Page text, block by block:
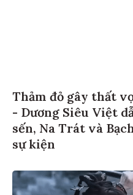
Thảm đỏ gây thất
- Dương Siêu Việt
sến, Na Trát và
sự kiện